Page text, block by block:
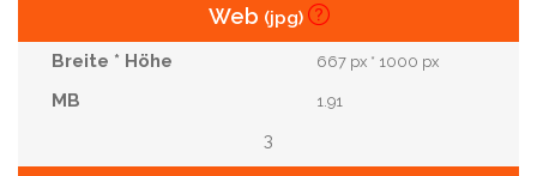
Web (jpg)
667 px * 1000 px
1.91
3